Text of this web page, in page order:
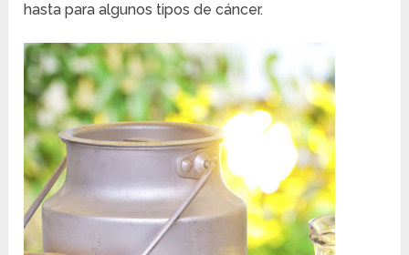
hasta para algunos tipos de cáncer.